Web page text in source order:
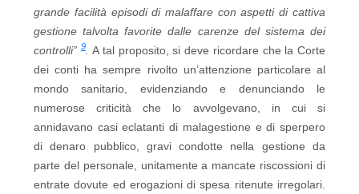
grande facilità episodi di malaffare con aspetti di cattiva
gestione talvolta favorite dalle carenze del sistema dei
controlli”9.A tal proposito, si deve ricordare che la Corte
dei conti ha sempre rivolto un’attenzione particolare al
mondo sanitario, evidenziando e denunciando le
numerose criticità che lo avvolgevano, in cui si
annidavano casi eclatanti di malagestione e di sperpero
di denaro pubblico, gravi condotte nella gestione da
parte del personale, unitamente a mancate riscossioni di
entrate dovute ed erogazioni di spesa ritenute irregolari.